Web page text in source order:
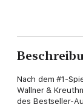
Nach dem #1-
Wallner &
des Bestseller-